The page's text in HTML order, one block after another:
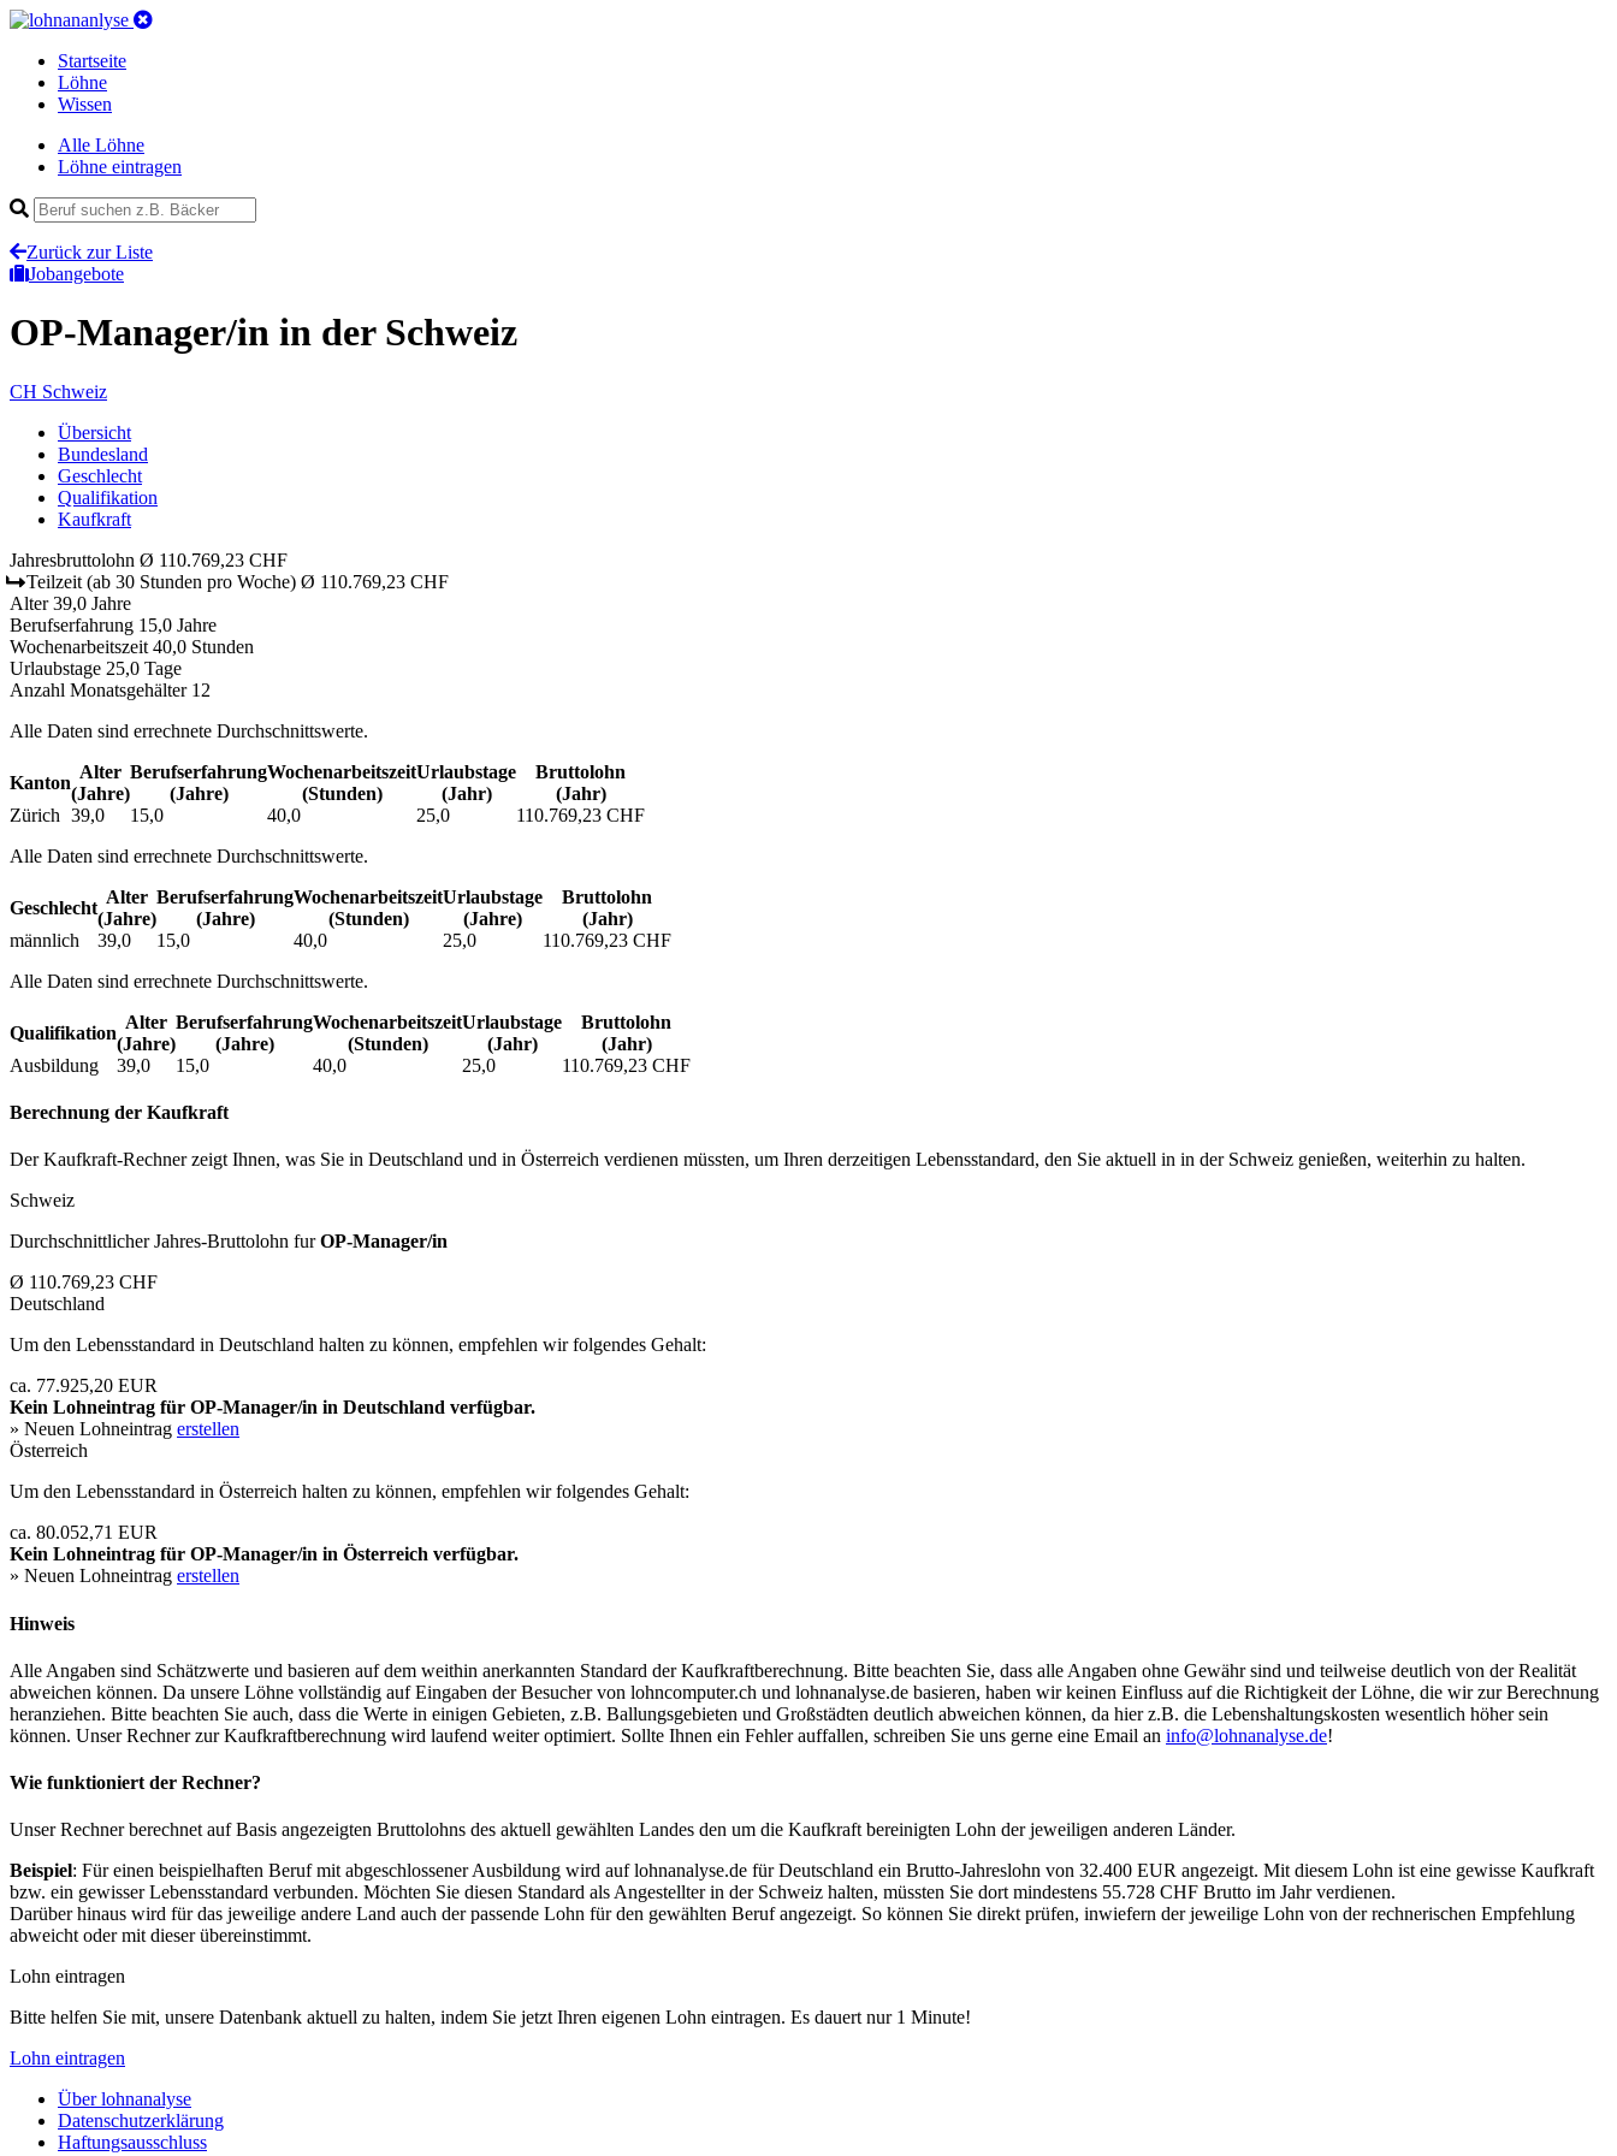
Startseite
Löhne
Wissen
Alle Löhne
Löhne eintragen
Zurück zur Liste
Jobangebote
OP-Manager/in in der Schweiz
CH Schweiz
Übersicht
Bundesland
Geschlecht
Qualifikation
Kaufkraft
Jahresbruttolohn Ø 110.769,23 CHF
Teilzeit (ab 30 Stunden pro Woche) Ø 110.769,23 CHF
Alter 39,0 Jahre
Berufserfahrung 15,0 Jahre
Wochenarbeitszeit 40,0 Stunden
Urlaubstage 25,0 Tage
Anzahl Monatsgehälter 12
Alle Daten sind errechnete Durchschnittswerte.
Kanton
Alter
(Jahre)
Berufs­erfahrung
(Jahre)
Wochen­arbeitszeit
(Stunden)
Urlaubs­tage
(Jahr)
Bruttolohn
(Jahr)
Zürich 39,0 15,0 40,0 25,0
110.769,23 CHF
Alle Daten sind errechnete Durchschnittswerte.
Geschlecht
Alter
(Jahre)
Berufs­erfahrung
(Jahre)
Wochen­arbeitszeit
(Stunden)
Urlaubs­tage
(Jahre)
Bruttolohn
(Jahr)
männlich
39,0 15,0 40,0 25,0
110.769,23 CHF
Alle Daten sind errechnete Durchschnittswerte.
Qualifikation
Alter
(Jahre)
Berufs­erfahrung
(Jahre)
Wochen­arbeitszeit
(Stunden)
Urlaubs­tage
(Jahr)
Bruttolohn
(Jahr)
Ausbildung
39,0 15,0 40,0 25,0 110.769,23 CHF
Berechnung der Kaufkraft
Der Kaufkraft-Rechner zeigt Ihnen, was Sie in Deutschland und in Österreich verdienen müssten, um Ihren derzeitigen Lebensstandard, den Sie aktuell in in der Schweiz genießen, weiterhin zu halten.
Schweiz
Durchschnittlicher Jahres-Bruttolohn furOP-Manager/in
Ø 110.769,23 CHF
Deutschland
Um den Lebensstandard in Deutschland halten zu können, empfehlen wir folgendes Gehalt:
ca. 77.925,20 EUR
Kein Lohneintrag für OP-Manager/in in Deutschland verfügbar.
» Neuen Lohneintrag erstellen
Österreich
Um den Lebensstandard in Österreich halten zu können, empfehlen wir folgendes Gehalt:
ca. 80.052,71 EUR
Kein Lohneintrag für OP-Manager/in in Österreich verfügbar.
» Neuen Lohneintrag erstellen
Hinweis
Alle Angaben sind Schätzwerte und basieren auf dem weithin anerkannten Standard der Kaufkraftberechnung. Bitte beachten Sie, dass alle Angaben ohne Gewähr sind und teilweise deutlich von der Realität
abweichen können. Da unsere Löhne vollständig auf Eingaben der Besucher von lohncomputer.ch und lohnanalyse.de basieren, haben wir keinen Einfluss auf die Richtigkeit der Löhne, die wir zur Berechnung
heranziehen. Bitte beachten Sie auch, dass die Werte in einigen Gebieten, z.B. Ballungsgebieten und Großstädten deutlich abweichen können, da hier z.B. die Lebenshaltungskosten wesentlich höher sein
können. Unser Rechner zur Kaufkraftberechnung wird laufend weiter optimiert. Sollte Ihnen ein Fehler auffallen, schreiben Sie uns gerne eine Email an info@lohnanalyse.de!
Wie funktioniert der Rechner?
Unser Rechner berechnet auf Basis angezeigten Bruttolohns des aktuell gewählten Landes den um die Kaufkraft bereinigten Lohn der jeweiligen anderen Länder.
Beispiel: Für einen beispielhaften Beruf mit abgeschlossener Ausbildung wird auf lohnanalyse.de für Deutschland ein Brutto-Jahreslohn von 32.400 EUR angezeigt. Mit diesem Lohn ist eine gewisse Kaufkraft
bzw. ein gewisser Lebensstandard verbunden. Möchten Sie diesen Standard als Angestellter in der Schweiz halten, müssten Sie dort mindestens 55.728 CHF Brutto im Jahr verdienen.
Darüber hinaus wird für das jeweilige andere Land auch der passende Lohn für den gewählten Beruf angezeigt. So können Sie direkt prüfen, inwiefern der jeweilige Lohn von der rechnerischen Empfehlung
abweicht oder mit dieser übereinstimmt.
Lohn eintragen
Bitte helfen Sie mit, unsere Datenbank aktuell zu halten, indem Sie jetzt Ihren eigenen Lohn eintragen. Es dauert nur 1 Minute!
Lohn eintragen
Über lohnanalyse
Datenschutzerklärung
Haftungsausschluss